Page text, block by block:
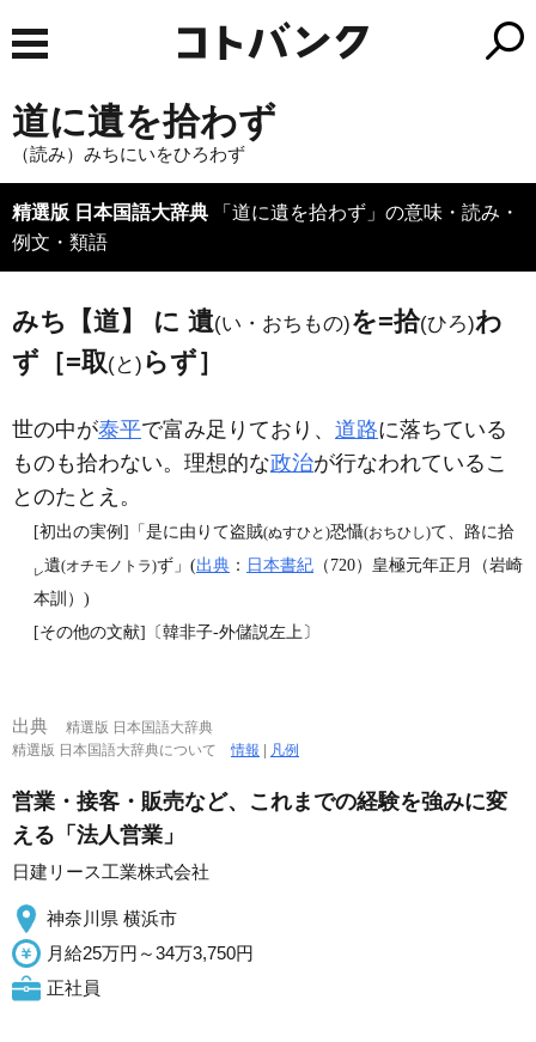
道に遺を拾わず
（読み）みちにいをひろわず
精選版 日本国語大辞典 「道に遺を拾わず」の意味・読み・
例文・類語
みち【道】 に 遺(い・おちもの)を=拾(ひろ)わ
ず［=取(と) らず］
世の中が泰平で富み足りており、 道路に落ちている
ものも拾わない。理想的な政治が行なわれているこ
とのたとえ。
[初出の実例]「是に由りて盗賊(ぬすひと)恐懾(おちひし)て、路に拾
レ遺(オチモノトラ)ず」(出典 ： 日本書紀 （720）皇極元年正月（岩崎
本訓）)
[その他の文献]〔韓非子‐外儲説左上〕
出典
精選版 日本国語大辞典
精選版 日本国語大辞典について情報 凡例
営業・接客・販売など、これまでの経験を強みに変
える「法人営業」
日建リース工業株式会社
神奈川県 横浜市
月給25万円～34万3,750円
正社員